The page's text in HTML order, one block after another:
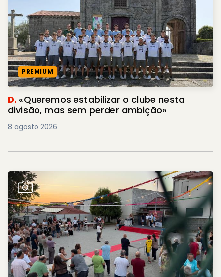
PREMIUM
D. «Queremos estabilizar o clube nesta
divisão, mas sem perder ambição»
8 agosto 2026